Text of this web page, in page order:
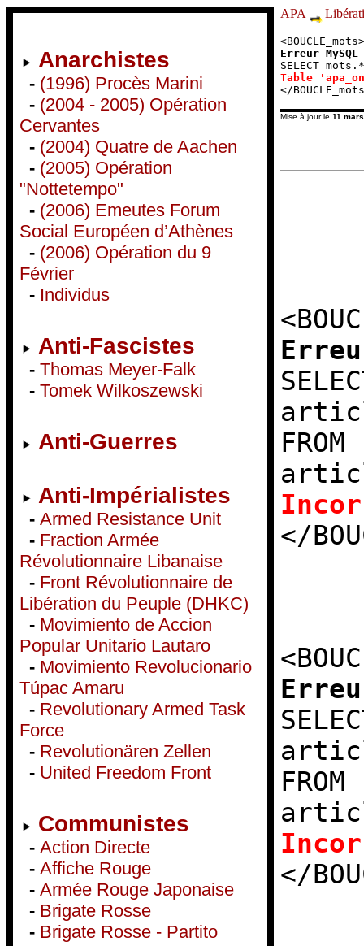
Anarchistes
- (1996) Procès Marini
- (2004 - 2005) Opération
Cervantes
- (2004) Quatre de Aachen
- (2005) Opération
"Nottetempo"
- (2006) Emeutes Forum
Social Européen d’Athènes
- (2006) Opération du 9
Février
- Individus
Anti-Fascistes
- Thomas Meyer-Falk
- Tomek Wilkoszewski
Anti-Guerres
Anti-Impérialistes
- Armed Resistance Unit
- Fraction Armée
Révolutionnaire Libanaise
- Front Révolutionnaire de
Libération du Peuple (DHKC)
- Movimiento de Accion
Popular Unitario Lautaro
- Movimiento Revolucionario
Túpac Amaru
- Revolutionary Armed Task
Force
- Revolutionären Zellen
- United Freedom Front
Communistes
- Action Directe
- Affiche Rouge
- Armée Rouge Japonaise
- Brigate Rosse
- Brigate Rosse - Partito
APA
<BOUCLE_mots>
Erreur MySQL
SELECT
Table
</
Mise à jour le 11
</
</